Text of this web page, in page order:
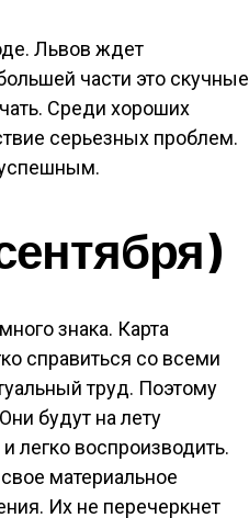
Львов ждет
части это скучные
Среди хороших
серьезных проблем.
знака. Карта
справиться со всеми
труд. Поэтому
будут на лету
легко воспроизводить.
материальное
Их не перечеркнет